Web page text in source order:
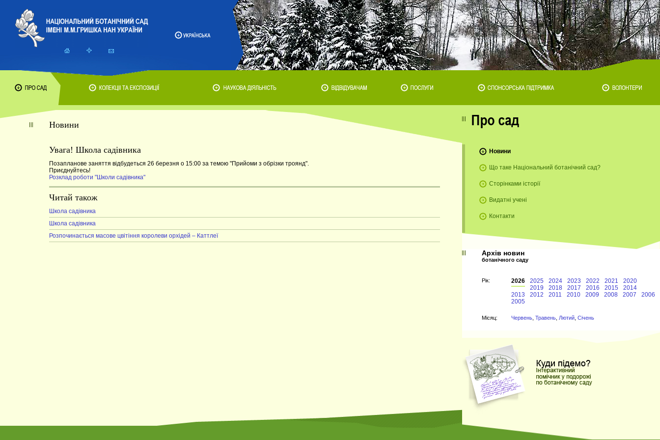
Новини
Увага! Школа садівника
Позапланове заняття відбудеться 26 березня о 15:00 за темою "Прийоми з обрізки троянд".
Приєднуйтесь!
Розклад роботи "Школи садівника"
Читай також
Школа садівника
Школа садівника
Розпочинається масове цвітіння королеви орхідей – Каттлеї
Новини
Що таке Національний ботанічний сад?
Сторінками історії
Видатні учені
Контакти
Архів новин
ботанічного саду
Рiк: 2026 2025 2024 2023 2022 2021
2020
2019
2018 2017 2016 2015
2014
2013
2012 2011 2010 2009 2008 2007
2006
2005
Мiсяц: Червень Травень Лютий Січень